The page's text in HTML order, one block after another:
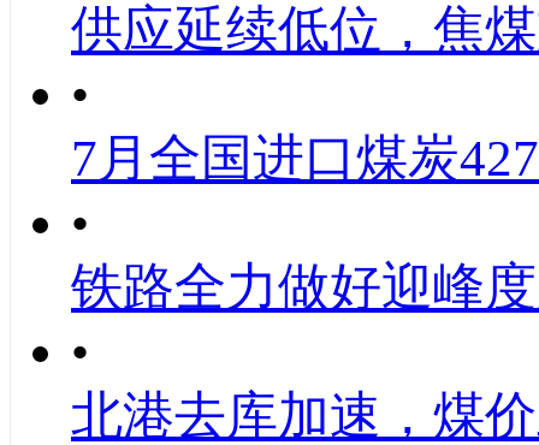
供应延续低位，焦
•
7月全国进口煤炭
•
铁路全力做好迎峰
•
北港去库加速，煤